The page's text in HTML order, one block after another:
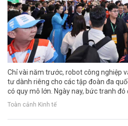
Chỉ vài năm trước, robot công nghiệp
tư dành riêng cho các tập đoàn đa
có quy mô lớn. Ngày nay, bức tranh
Toàn cảnh Kinh tế